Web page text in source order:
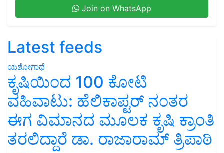
Join on WhatsApp
Latest feeds
ಯಶೋಗಾಥೆ
ಕೃಷಿಯಿಂದ 100 ಕೋಟಿ
ವಹಿವಾಟು: ಹೆಲಿಕಾಪ್ಟರ್ ನಂತರ
ಈಗ ವಿಮಾನದ ಮೂಲಕ ಕೃಷಿ ಕ್ರಾಂತಿ
ತರಲಿದ್ದಾರೆ ಡಾ. ರಾಜಾರಾಮ್ ತ್ರಿಪಾಠಿ